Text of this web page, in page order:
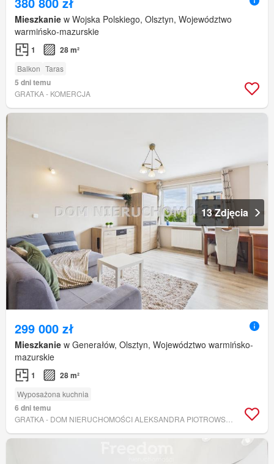
Mieszkanie w Wojska Polskiego, Olsztyn, Województwo
warmińsko-mazurskie
1 28 m²
Balkon Taras
5 dni temu
GRATKA - KOMERCJA
13 Zdjęcia
299 000 zł
Mieszkanie w Generałów, Olsztyn, Województwo warmińsko-
mazurskie
1 28 m²
Wyposażona kuchnia
6 dni temu